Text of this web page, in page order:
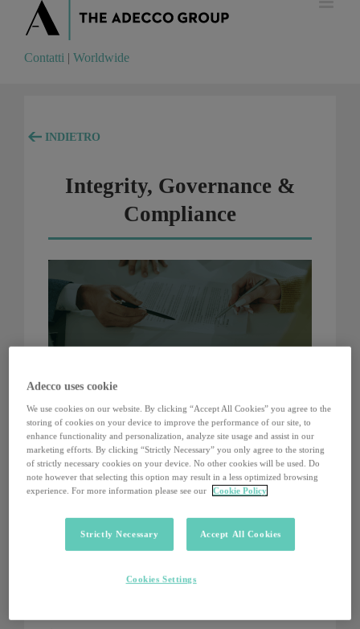
Contatti Worldwide
Contatti | Worldwide
INDIETRO
Integrity, Governance &
Compliance
selezione alle Politiche Attive, il team
Governance & Compliancemonitora il profilo di
rischio del Gruppo, assicurando che ogni servizio
rispetti leggi, procedure e standard d’eccellenza.
Si occupa di governance, aggiornando deleghe,
poteri e procure, e coordina il Compliance Program
annuale, il Comitato Compliance e le principali
policy interne.
che controlli, organizzazione e processi decisionali
Adecco uses cookie
We use cookies on our website. By clicking “Accept All Cookies” you agree to the
storing of cookies on your device to improve the performance of our site, to
enhance functionality and personalization, analyze site usage and assist in our
marketing efforts. By clicking “Strictly Necessary” you only agree to the storing
of strictly necessary cookies on your device. No other cookies will be used. Do
note however that selecting this option may result in a less optimized browsing
experience. For more information please see our
Cookie Policy
Strictly Necessary Accept All Cookies
Cookies Settings